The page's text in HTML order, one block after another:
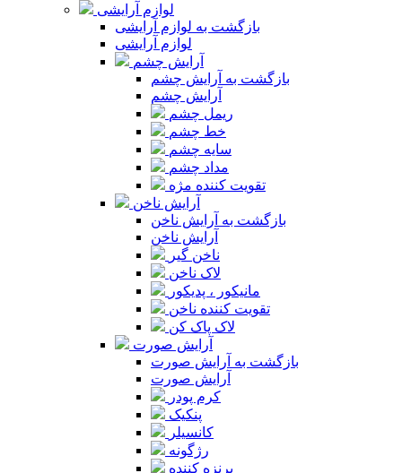
لوازم آرایشی
بازگشت به لوازم آرایشی
لوازم آرایشی
آرایش چشم
بازگشت به آرایش چشم
آرایش چشم
ریمل چشم
خط چشم
سایه چشم
مداد چشم
تقویت کننده مژه
آرایش ناخن
بازگشت به آرایش ناخن
آرایش ناخن
ناخن گیر
لاک ناخن
مانیکور ، پدیکور
تقویت کننده ناخن
لاک پاک کن
آرایش صورت
بازگشت به آرایش صورت
آرایش صورت
کرم پودر
پنکیک
کانسیلر
رژگونه
برنزه کننده